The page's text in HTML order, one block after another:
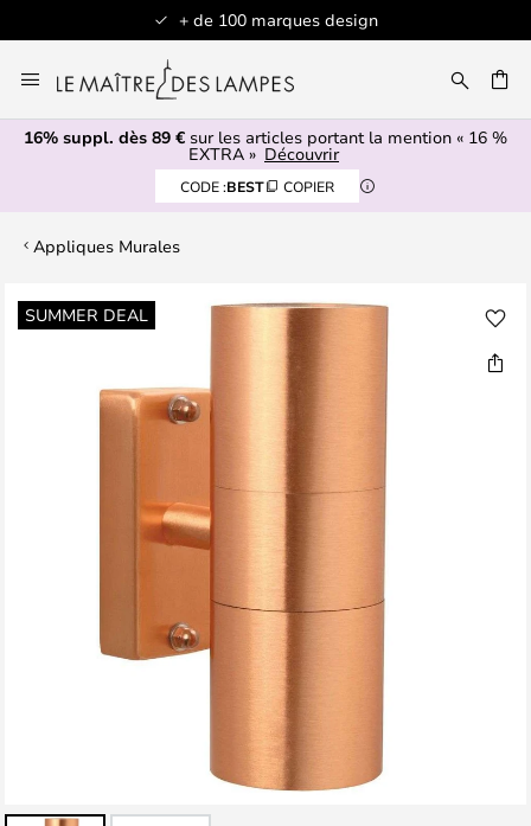
+ de 100 marques design
au
contenu
16% suppl. dès 89 € sur les articles portant la mention « 16 %
EXTRA » Découvrir
CODE :BEST COPIER
Appliques Murales
SUMMER DEAL
Skip
to